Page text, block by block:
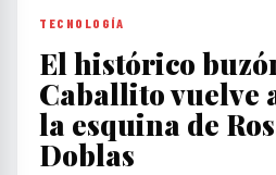
TECNOLOGÍA
El histórico
Caballito vuelve
la esquina de
Doblas